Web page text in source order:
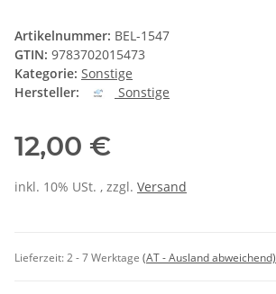
Artikelnummer: BEL-1547
GTIN: 9783702015473
Kategorie: Sonstige
Hersteller:
Sonstige
12,00 €
inkl. 10% USt. , zzgl. Versand
Lieferzeit:2 - 7 Werktage (AT - Ausland abweichend)